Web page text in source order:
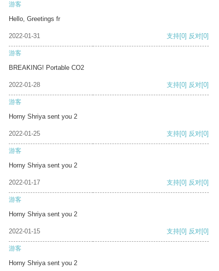
游客
Hello, Greetings fr
2022-01-31 支持[0] 反对[0]
游客
BREAKING! Portable CO2
2022-01-28 支持[0] 反对[0]
游客
Horny Shriya sent you 2
2022-01-25 支持[0] 反对[0]
游客
Horny Shriya sent you 2
2022-01-17 支持[0] 反对[0]
游客
Horny Shriya sent you 2
2022-01-15 支持[0] 反对[0]
游客
Horny Shriya sent you 2